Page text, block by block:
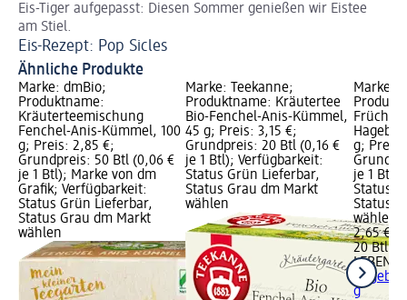
Eis-Tiger aufgepasst: Diesen Sommer genießen wir Eistee
am Stiel.
Eis-Rezept: Pop Sicles
Ähnliche Produkte
Marke: dmBio;
Produktname:
Kräuterteemischung
Fenchel-Anis-Kümmel, 100
g; Preis: 2,85 €;
Grundpreis: 50 Btl (0,06 €
je 1 Btl); Marke von dm
Grafik; Verfügbarkeit:
Status Grün Lieferbar,
Status Grau dm Markt
wählen
Marke: Teekanne;
Produktname: Kräutertee
Bio-Fenchel-Anis-Kümmel,
45 g; Preis: 3,15 €;
Grundpreis: 20 Btl (0,16 €
je 1 Btl); Verfügbarkeit:
Status Grün Lieferbar,
Status Grau dm Markt
wählen
Marke:
g; Preis:
je 1 Btl);
Status
Status
wählen
2,65 €
20 Btl
g